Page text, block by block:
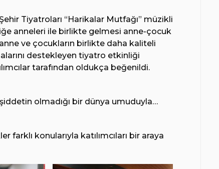
Tiyatroları “Harikalar Mutfağı” müzikli
anneleri ile birlikte gelmesi anne-çocuk
ve çocukların birlikte daha kaliteli
destekleyen tiyatro etkinliği
tarafından oldukça beğenildi.
şiddetin olmadığı bir dünya umuduyla…
konularıyla katılımcıları bir araya